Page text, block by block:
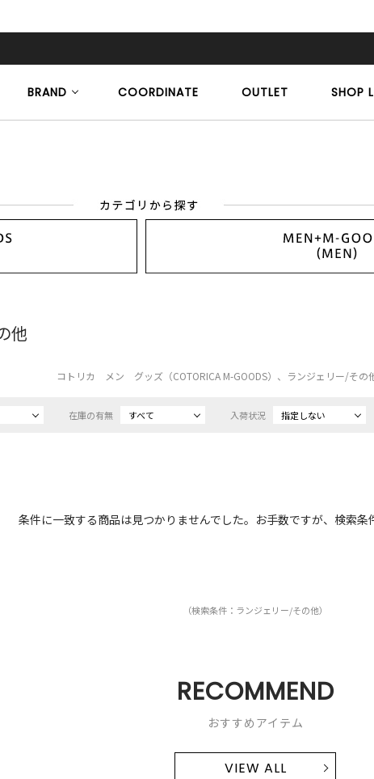
BRAND COORDINATE OUTLET SHOP
他
コトリカ メン グッズ（COTORICA M-GOODS）、ランジェリー/その
在庫の有無 すべて 入荷状況 指定しない
条件に一致する商品は見つかりませんでした。お手数ですが、検索条
（検索条件：ランジェリー/その他）
RECOMMEND
おすすめアイテム
VIEW ALL